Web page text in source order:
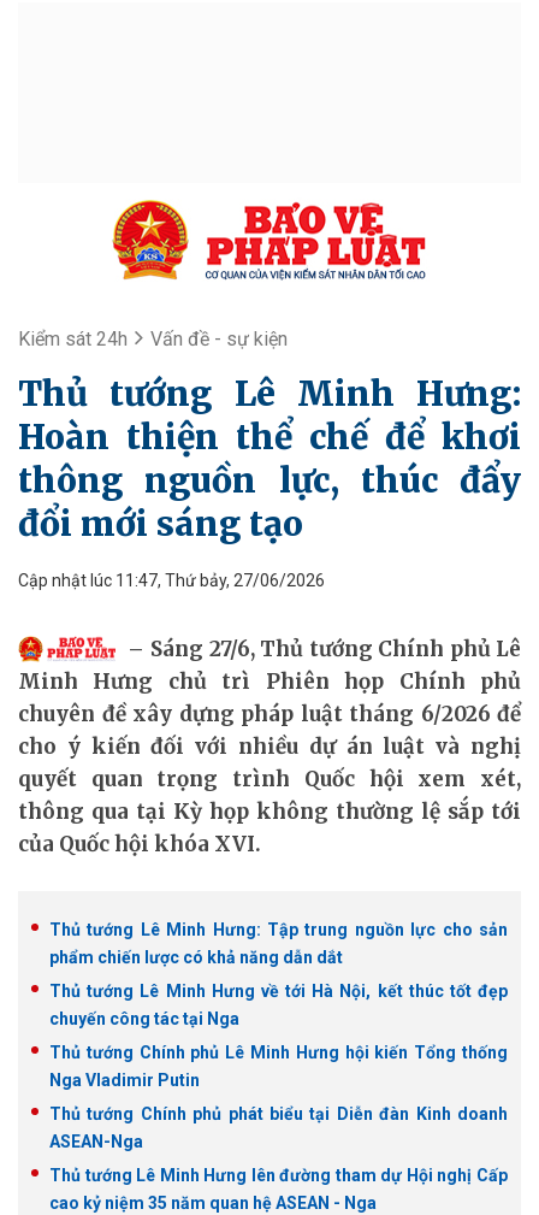
Kiểm sát 24h Vấn đề - sự kiện
Thủ tướng Lê Minh Hưng:
Hoàn thiện thể chế để khơi
thông nguồn lực, thúc đẩy
đổi mới sáng tạo
Cập nhật lúc 11:47, Thứ bảy, 27/06/2026
Sáng 27/6, Thủ tướng Chính phủ Lê
Minh Hưng chủ trì Phiên họp Chính phủ
chuyên đề xây dựng pháp luật tháng 6/2026 để
cho ý kiến đối với nhiều dự án luật và nghị
quyết quan trọng trình Quốc hội xem xét,
thông qua tại Kỳ họp không thường lệ sắp tới
của Quốc hội khóa XVI.
Thủ tướng Lê Minh Hưng: Tập trung nguồn lực cho sản
phẩm chiến lược có khả năng dẫn dắt
Thủ tướng Lê Minh Hưng về tới Hà Nội, kết thúc tốt đẹp
chuyến công tác tại Nga
Thủ tướng Chính phủ Lê Minh Hưng hội kiến Tổng thống
Nga Vladimir Putin
Thủ tướng Chính phủ phát biểu tại Diễn đàn Kinh doanh
ASEAN-Nga
Thủ tướng Lê Minh Hưng lên đường tham dự Hội nghị Cấp
cao kỷ niệm 35 năm quan hệ ASEAN - Nga